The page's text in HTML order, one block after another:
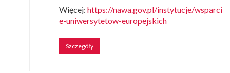
Więcej: https://nawa.gov.pl/instytucje/wsparci
e-uniwersytetow-europejskich
Szczegóły